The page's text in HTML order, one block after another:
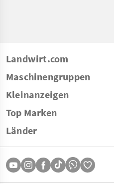
Landwirt.com
Maschinengruppen
Kleinanzeigen
Top Marken
Länder